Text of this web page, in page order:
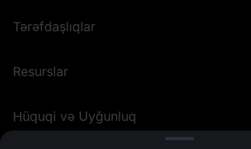
Tərəfdaşlıqlar
Resurslar
Hüquqi və Uyğunluq